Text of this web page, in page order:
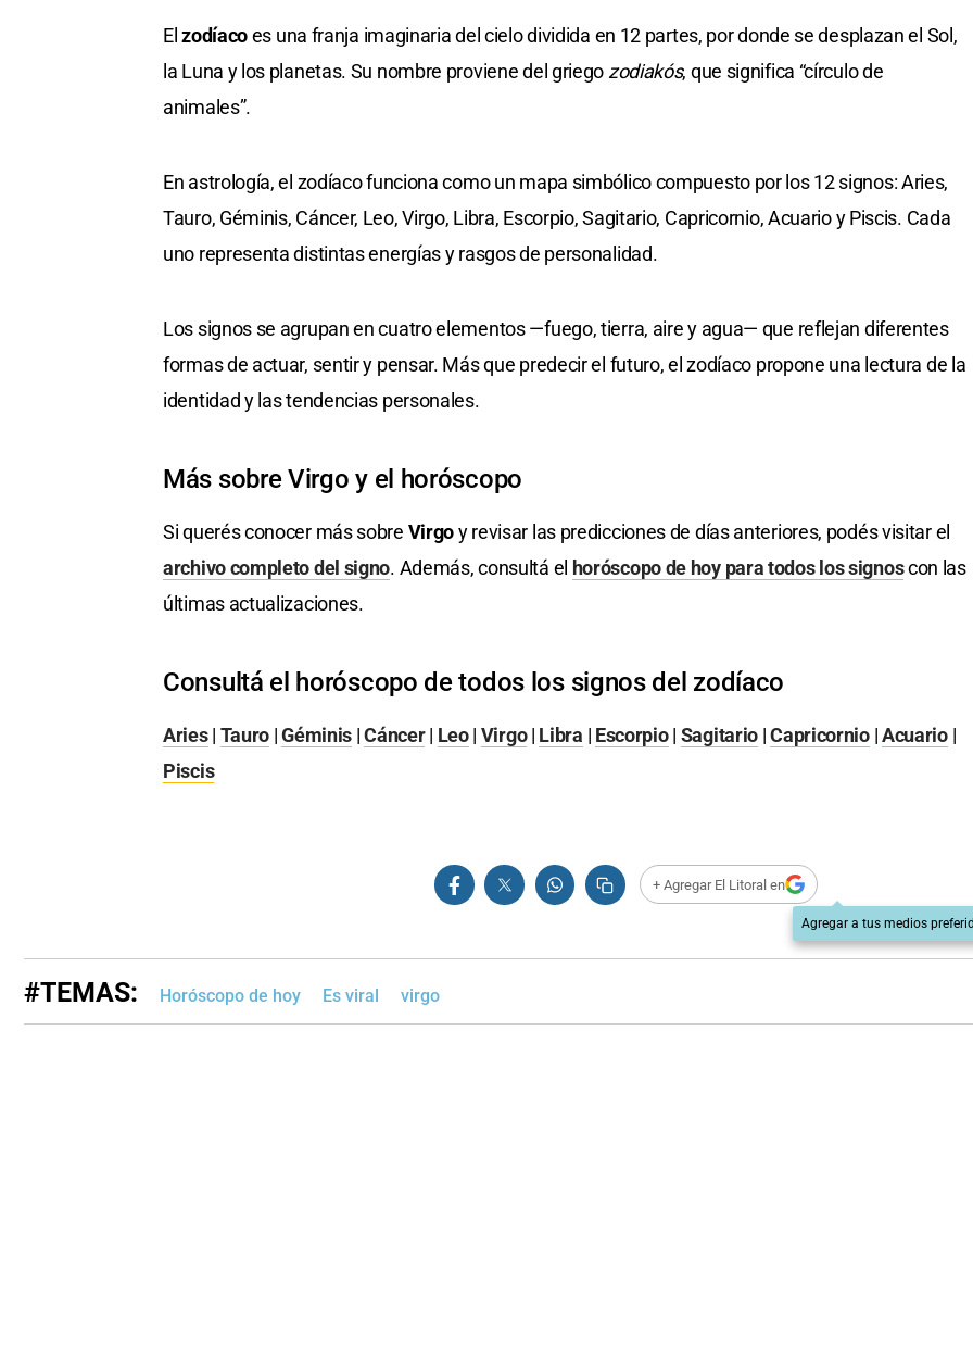
Elzodíacoes una franja imaginaria del cielo dividida en 12 partes, por donde se desplazan el Sol,
la Luna y los planetas. Su nombre proviene del griegozodiakós, que significa “círculo de
animales”.
En astrología, el zodíaco funciona como un mapa simbólico compuesto por los 12 signos: Aries,
Tauro, Géminis, Cáncer, Leo, Virgo, Libra, Escorpio, Sagitario, Capricornio, Acuario y Piscis. Cada
uno representa distintas energías y rasgos de personalidad.
Los signos se agrupan en cuatro elementos —fuego, tierra, aire y agua— que reflejan diferentes
formas de actuar, sentir y pensar. Más que predecir el futuro, el zodíaco propone una lectura de la
identidad y las tendencias personales.
Más sobre Virgo y el horóscopo
Si querés conocer más sobre Virgoy revisar las predicciones de días anteriores, podés visitar el
archivo completo del signo. Además, consultá el horóscopo de hoy para todos los signoscon las
últimas actualizaciones.
Consultá el horóscopo de todos los signos del zodíaco
Aries| Tauro |Géminis |Cáncer| Leo| Virgo| Libra | Escorpio| Sagitario |Capricornio|Acuario|
Piscis
+ Agregar El Litoral en
Agregar a tus medios
#TEMAS: Horóscopo de hoy Es viral virgo